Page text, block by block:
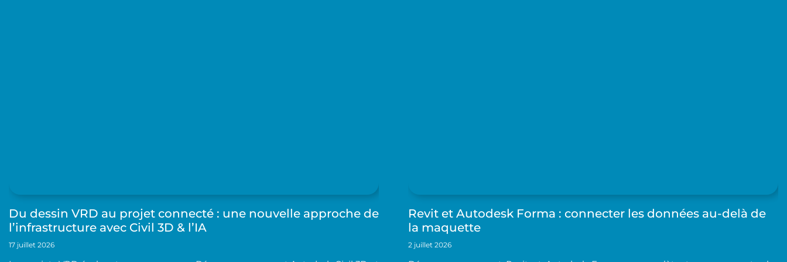
Du dessin VRD au projet connecté : une nouvelle approche de
l’infrastructure avec Civil 3D & l’IA
17 juillet 2026
Revit et Autodesk Forma : connecter les données au-delà de
la maquette
2 juillet 2026